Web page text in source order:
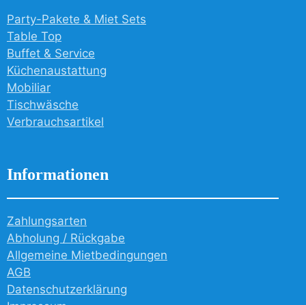
Party-Pakete & Miet Sets
Table Top
Buffet & Service
Küchenaustattung
Mobiliar
Tischwäsche
Verbrauchsartikel
Informationen
Zahlungsarten
Abholung / Rückgabe
Allgemeine Mietbedingungen
AGB
Datenschutzerklärung